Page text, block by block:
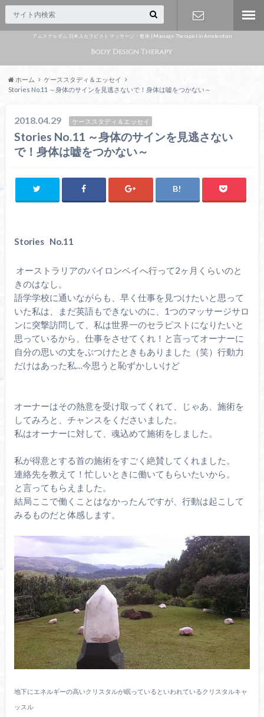
アムステルダム 日本人セラピスト マッサージ・整体 | Massage Therapist in Amsterdam
ホーム
ケーススタディ＆エッセイ
Stories No.11 ～身体のサインを見逃さないで！身体は嘘をつかない～
2018.04.29 ケーススタディ＆エッセイ
Stories No.11 ～身体のサインを見逃さない
で！身体は嘘をつかない～
Stories No.11
オーストラリアのバイロンベイへ行って2ヶ月くらいのと
きのはなし。
語学学校に通いながらも、早く仕事を見つけたいと思って
いた私は、まだ英語もできないのに、1つのマッサージサロ
ンに突撃訪問して、私は世界一のセラピストになりたいと
思っているから、仕事をさせてくれ！と言ってオーナーに
自分の思いの丈をぶつけたときもありました（笑）行動力
だけはあった私…今思うと恥ずかしいけど
オーナーはその熱意を受け取ってくれて、じゃあ、施術を
してみろと、チャンスをくださいました。
私はオーナーに対して、魂込めて施術をしました。
私が得意とする首の施術をすごく絶賛してくれました。
連絡先を教えて！忙しいときに働いてもらいたいから。
と言ってもらえました。
結局ここで働くことはなかったんですが、行動は起こして
みるものだと体感します。
地下にエネルギーの高いクリスタルが眠っているといわれているクリスタルキャ
ッスル